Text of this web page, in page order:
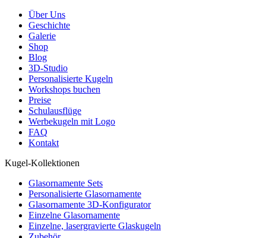
Über Uns
Geschichte
Galerie
Shop
Blog
3D-Studio
Personalisierte Kugeln
Workshops buchen
Preise
Schulausflüge
Werbekugeln mit Logo
FAQ
Kontakt
Kugel-Kollektionen
Glasornamente Sets
Personalisierte Glasornamente
Glasornamente 3D-Konfigurator
Einzelne Glasornamente
Einzelne, lasergravierte Glaskugeln